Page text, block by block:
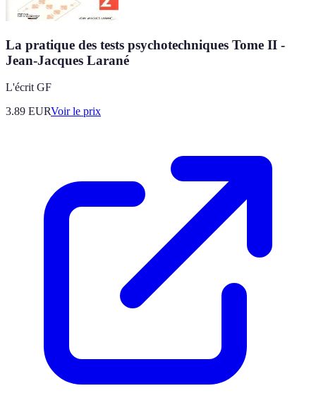
La pratique des tests psychotechniques Tome II -
Jean-Jacques Larané
L'écrit GF
3.89 EURVoir le prix